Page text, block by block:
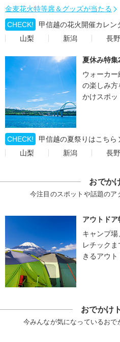
金麦花火特等席＆グッズが当たる
CHECK!
甲信越の花火開催カレン
山梨
新潟 長野
夏休み特集
ウォーカ
の楽しみ方
かけスポッ
CHECK!
甲信越の夏祭りはこちら
山梨
新潟 長野
おでか
今注目のスポットや話題の
アウトドア
キャンプ場
レチック
きるアウ
おでかけ
今みんなが気になっているおで